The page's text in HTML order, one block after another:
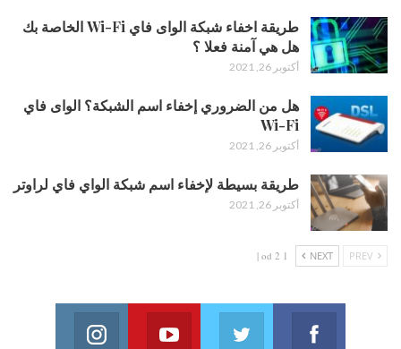
طريقة اخفاء شبكة الواى فاي Wi-Fi الخاصة بك
هل هي آمنة فعلا ؟
أكتوبر 26, 2021
هل من الضروري إخفاء اسم الشبكة؟ الواى فاي
Wi-Fi
أكتوبر 26, 2021
طريقة بسيطة لإخفاء اسم شبكة الواي فاي لراوتر
أكتوبر 26, 2021
NEXT
1 od 2 |
Facebook
Join us on Facebook
Twitter
Join us on Twitter
Youtube
Join us on Youtube